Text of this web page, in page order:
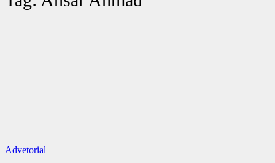
Advetorial